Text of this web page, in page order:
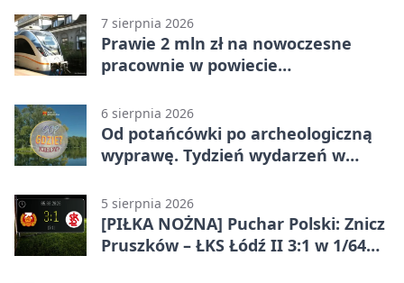
7 sierpnia 2026
Prawie 2 mln zł na nowoczesne
pracownie w powiecie
6 sierpnia 2026
Od potańcówki po archeologiczną
wyprawę. Tydzień wydarzeń w
5 sierpnia 2026
[PIŁKA NOŻNA] Puchar Polski: Znicz
Pruszków – ŁKS Łódź II 3:1 w 1/64